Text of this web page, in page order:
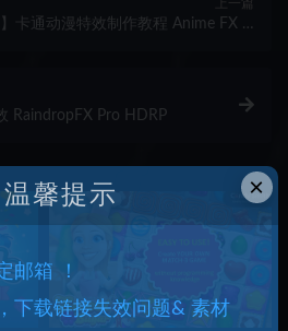
上一篇
】卡通动漫特效制作教程 Anime FX in
RaindropFX Pro HDRP
×
温馨提示
邮箱 ！
下载链接失效问题& 素材